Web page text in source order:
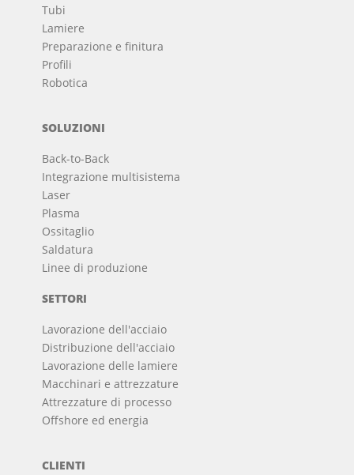
Tubi
Lamiere
Preparazione e finitura
Profili
Robotica
SOLUZIONI
Back-to-Back
Integrazione multisistema
Laser
Plasma
Ossitaglio
Saldatura
Linee di produzione
SETTORI
Lavorazione dell'acciaio
Distribuzione dell'acciaio
Lavorazione delle lamiere
Macchinari e attrezzature
Attrezzature di processo
Offshore ed energia
CLIENTI